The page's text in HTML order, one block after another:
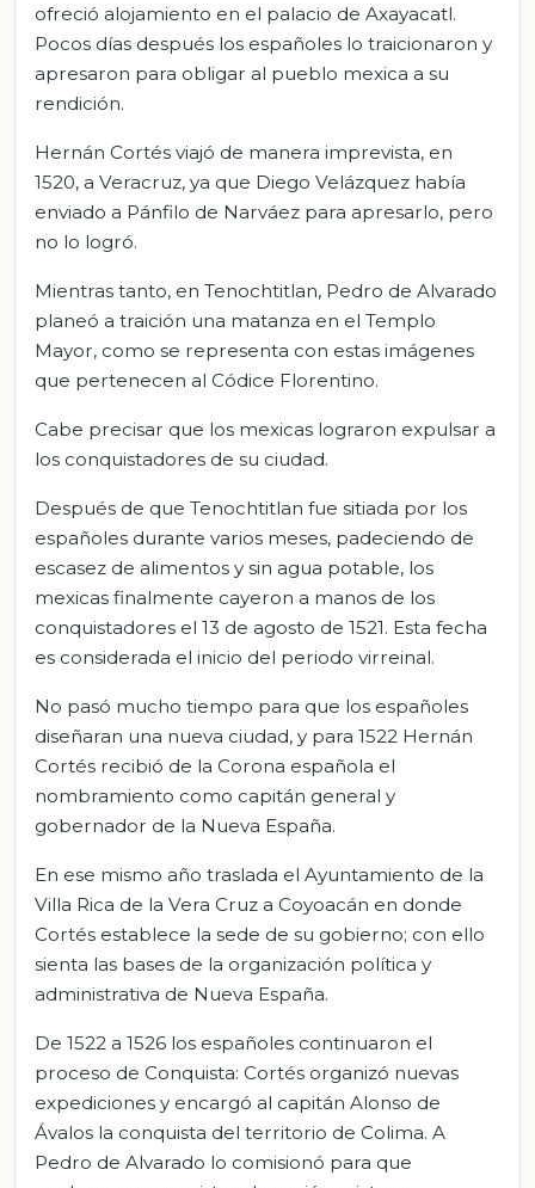
ofreció alojamiento en el palacio de Axayacatl.
Pocos días después los españoles lo traicionaron y
apresaron para obligar al pueblo mexica a su
rendición.
Hernán Cortés viajó de manera imprevista, en
1520, a Veracruz, ya que Diego Velázquez había
enviado a Pánfilo de Narváez para apresarlo, pero
no lo logró.
Mientras tanto, en Tenochtitlan, Pedro de Alvarado
planeó a traición una matanza en el Templo
Mayor, como se representa con estas imágenes
que pertenecen al Códice Florentino.
Cabe precisar que los mexicas lograron expulsar a
los conquistadores de su ciudad.
Después de que Tenochtitlan fue sitiada por los
españoles durante varios meses, padeciendo de
escasez de alimentos y sin agua potable, los
mexicas finalmente cayeron a manos de los
conquistadores el 13 de agosto de 1521. Esta fecha
es considerada el inicio del periodo virreinal.
No pasó mucho tiempo para que los españoles
diseñaran una nueva ciudad, y para 1522 Hernán
Cortés recibió de la Corona española el
nombramiento como capitán general y
gobernador de la Nueva España.
En ese mismo año traslada el Ayuntamiento de la
Villa Rica de la Vera Cruz a Coyoacán en donde
Cortés establece la sede de su gobierno; con ello
sienta las bases de la organización política y
administrativa de Nueva España.
De 1522 a 1526 los españoles continuaron el
proceso de Conquista: Cortés organizó nuevas
expediciones y encargó al capitán Alonso de
Ávalos la conquista del territorio de Colima. A
Pedro de Alvarado lo comisionó para que